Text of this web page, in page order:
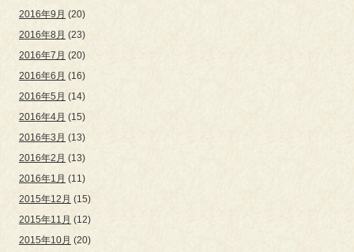
2016年9月 (20)
2016年8月 (23)
2016年7月 (20)
2016年6月 (16)
2016年5月 (14)
2016年4月 (15)
2016年3月 (13)
2016年2月 (13)
2016年1月 (11)
2015年12月 (15)
2015年11月 (12)
2015年10月 (20)